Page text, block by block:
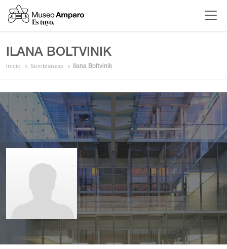
ILANA BOLTVINIK
Inicio Semblanzas Ilana Boltvinik